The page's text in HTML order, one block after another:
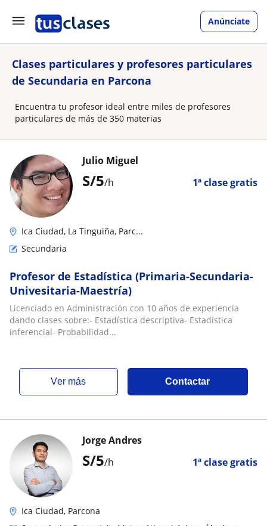
Anúnciate
Clases particulares y profesores particulares
de Secundaria en Parcona
Encuentra tu profesor ideal entre miles de profesores
particulares de más de 350 materias
S/5/h 1ª clase gratis
Julio Miguel
Ica Ciudad, La Tinguiña, Parc...
Secundaria
Profesor de Estadística (Primaria-Secundaria-
Univesitaria-Maestría)
Licenciado en Administración con 10 años de experiencia
dando clases sobre:- Estadística descriptiva- Estadística
inferencial- Probabilidad...
ver más Contactar
S/5/h 1ª clase gratis
Jorge Andres
Ica Ciudad, Parcona